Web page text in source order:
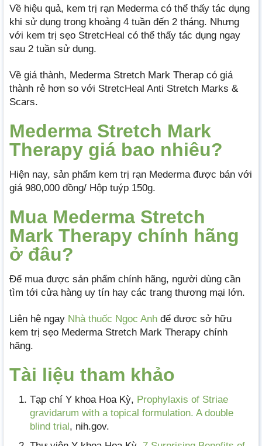
Về hiệu quả, kem trị rạn Mederma có thể thấy tác dụng
khi sử dụng trong khoảng 4 tuần đến 2 tháng. Nhưng
với kem trị sẹo StretcHeal có thể thấy tác dụng ngay
sau 2 tuần sử dụng.
Về giá thành, Mederma Stretch Mark Therap có giá
thành rẻ hơn so với StretcHeal Anti Stretch Marks &
Scars.
Mederma Stretch Mark
Therapy giá bao nhiêu?
Hiện nay, sản phẩm kem trị rạn Mederma được bán với
giá 980,000 đồng/ Hộp tuýp 150g.
Mua Mederma Stretch
Mark Therapy chính hãng
ở đâu?
Để mua được sản phẩm chính hãng, người dùng cần
tìm tới cửa hàng uy tín hay các trang thương mại lớn.
Liên hệ ngay Nhà thuốc Ngọc Anh để được sở hữu
kem trị sẹo Mederma Stretch Mark Therapy chính
hãng.
Tài liệu tham khảo
Tạp chí Y khoa Hoa Kỳ, Prophylaxis of Striae
gravidarum with a topical formulation. A double
blind trial , nih.gov.